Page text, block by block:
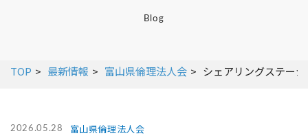
Blog
TOP 最新情報 富山県倫理法人会 シェアリングステー
2026.05.28 富山県倫理法人会